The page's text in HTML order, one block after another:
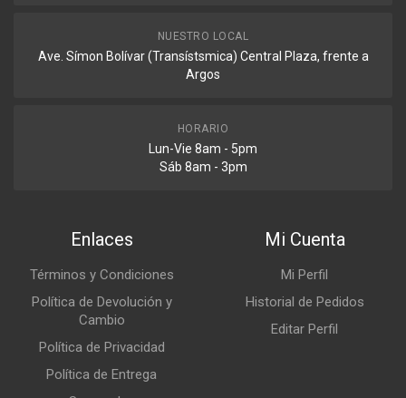
NUESTRO LOCAL
Ave. Símon Bolívar (Transístsmica) Central Plaza, frente a
Argos
HORARIO
Lun-Vie 8am - 5pm
Sáb 8am - 3pm
Enlaces
Términos y Condiciones
Política de Devolución y
Cambio
Política de Privacidad
Política de Entrega
Mi Cuenta
Mi Perfil
Historial de Pedidos
Editar Perfil